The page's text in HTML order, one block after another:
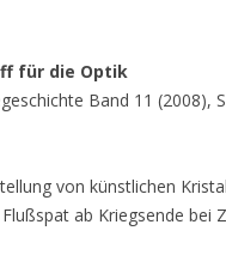
für die Optik
Band 11 (2008),
von künstlichen
ab Kriegsende bei